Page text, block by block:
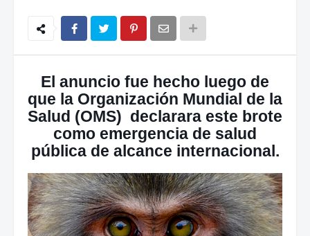
El anuncio fue hecho luego de
que la Organización Mundial de la
Salud (OMS) declarara este brote
como emergencia de salud
pública de alcance internacional.